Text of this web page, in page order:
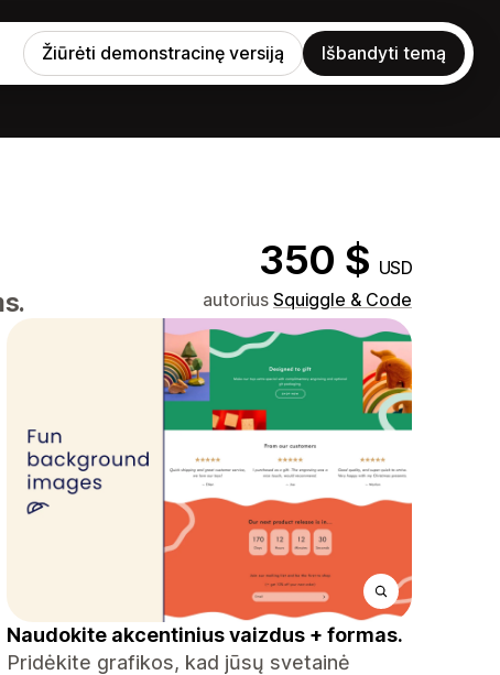
Žiūrėti demonstracinę versiją Išbandyti temą
350 $ USD
autorius Squiggle & Code
Naudokite akcentinius vaizdus + formas.
Pridėkite grafikos, kad jūsų svetainė